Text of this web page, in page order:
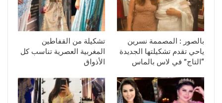
بالصور : المصممة نسرين
ياحي تقدم تشكيلتها الجديدة
“التاج” في لاس بالماس
تشكيلة من القفاطين
المغربية العصرية تناسب كل
الأذواق